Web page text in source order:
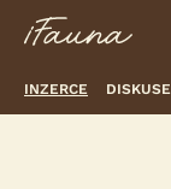
INZERCE DISKUSE